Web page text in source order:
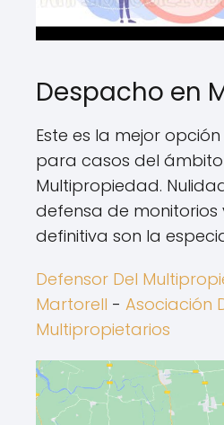
Despacho en
Este es la mejor
para casos del
Multipropiedad.
defensa de monitorios
definitiva son la
Defensor Del
Martorell - Asociación
Multipropietarios